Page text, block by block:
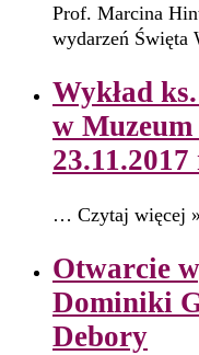
Prof. Marcina
wydarzeń
Wykład
w
23.11.2017
… Czytaj więcej »
Otwarcie
Dominiki
Debory